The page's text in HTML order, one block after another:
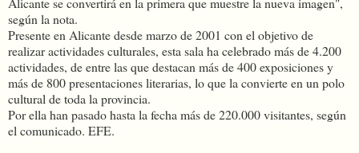
según la nota.
Presente en Alicante desde marzo de 2001 con el objetivo de
realizar actividades culturales, esta sala ha celebrado más de 4.200
actividades, de entre las que destacan más de 400 exposiciones y
más de 800 presentaciones literarias, lo que la convierte en un polo
cultural de toda la provincia.
Por ella han pasado hasta la fecha más de 220.000 visitantes, según
el comunicado. EFE.